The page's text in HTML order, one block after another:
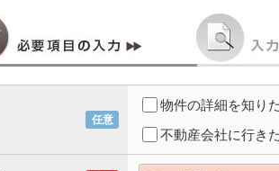
任意
物件の詳細を知り
不動産会社に行き